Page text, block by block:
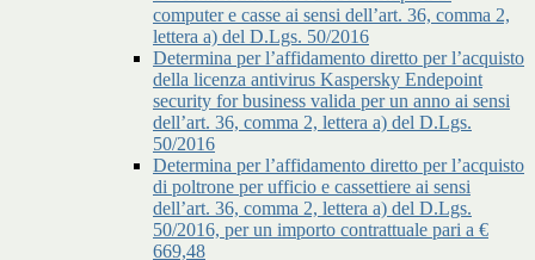
computer e casse ai sensi dell’art. 36, comma 2,
lettera a) del D.Lgs. 50/2016
Determina per l’affidamento diretto per l’acquisto
della licenza antivirus Kaspersky Endepoint
security for business valida per un anno ai sensi
dell’art. 36, comma 2, lettera a) del D.Lgs.
50/2016
Determina per l’affidamento diretto per l’acquisto
di poltrone per ufficio e cassettiere ai sensi
dell’art. 36, comma 2, lettera a) del D.Lgs.
50/2016, per un importo contrattuale pari a €
669,48